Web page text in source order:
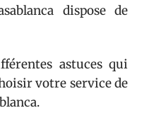
dispose de
astuces qui
votre service de